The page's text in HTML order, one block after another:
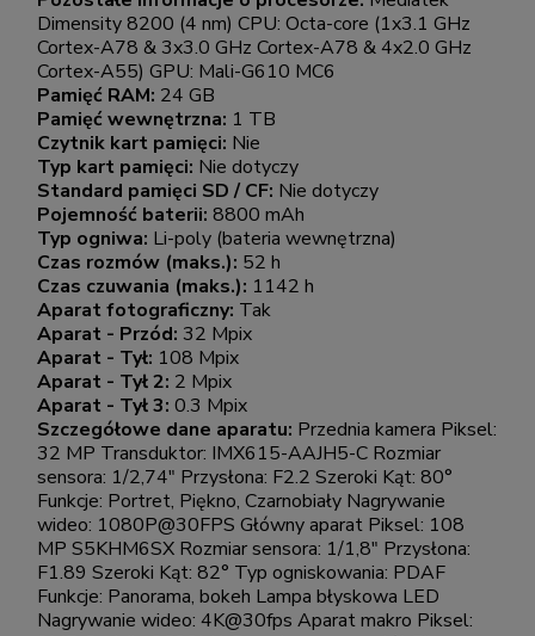
Dimensity 8200 (4 nm) CPU: Octa-core (1x3.1 GHz
Cortex-A78 & 3x3.0 GHz Cortex-A78 & 4x2.0 GHz
Cortex-A55) GPU: Mali-G610 MC6
Pamięć RAM: 24 GB
Pamięć wewnętrzna: 1 TB
Czytnik kart pamięci: Nie
Typ kart pamięci: Nie dotyczy
Standard pamięci SD / CF: Nie dotyczy
Pojemność baterii: 8800 mAh
Typ ogniwa: Li-poly (bateria wewnętrzna)
Czas rozmów (maks.): 52 h
Czas czuwania (maks.): 1142 h
Aparat fotograficzny: Tak
Aparat - Przód: 32 Mpix
Aparat - Tył: 108 Mpix
Aparat - Tył 2: 2 Mpix
Aparat - Tył 3: 0.3 Mpix
Szczegółowe dane aparatu: Przednia kamera Piksel:
32 MP Transduktor: IMX615-AAJH5-C Rozmiar
sensora: 1/2,74" Przysłona: F2.2 Szeroki Kąt: 80°
Funkcje: Portret, Piękno, Czarnobiały Nagrywanie
wideo: 1080P@30FPS Główny aparat Piksel: 108
MP S5KHM6SX Rozmiar sensora: 1/1,8" Przysłona:
F1.89 Szeroki Kąt: 82° Typ ogniskowania: PDAF
Funkcje: Panorama, bokeh Lampa błyskowa LED
Nagrywanie wideo: 4K@30fps Aparat makro Piksel: